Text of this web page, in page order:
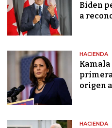
Biden
a
HACIENDA
origen
HACIENDA